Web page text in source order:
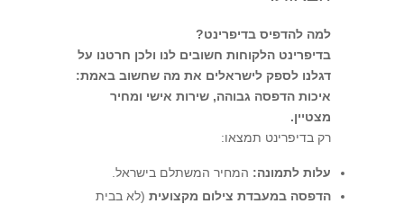
למה להדפיס בדיפרינט?
בדיפרינט הלקוחות חשובים לנו ולכן חרטנו על
דגלנו לספק לישראלים את מה שחשוב באמת:
איכות הדפסה גבוהה, שירות אישי ומחיר
מצטיין.
רק בדיפרינט תמצאו:
עלות לתמונה: המחיר המשתלם בישראל.
הדפסה במעבדת צילום מקצועית(לא בבית